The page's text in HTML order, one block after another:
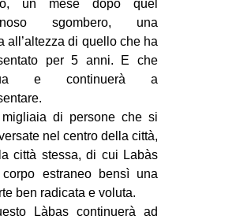
REPRESSIONE
STUDENTI
CULTURE
CINEMA
MANIFESTI
MUSICA
RECENSIONI
un mese dopo quel
sgombero, una
all’altezza di quello che ha
per 5 anni. E che
e continuerà a
di persone che si
nel centro della città,
città stessa, di cui Labàs
estraneo bensì una
ben radicata e voluta.
Làbas continuerà ad